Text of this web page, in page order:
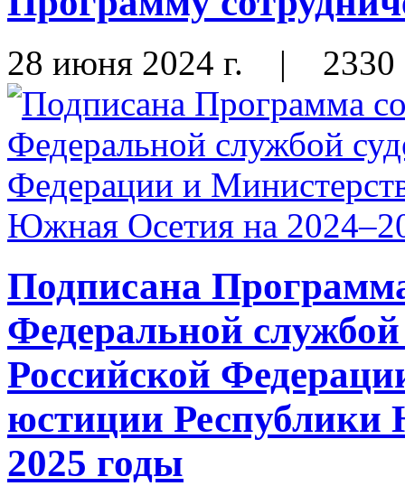
28 июня 2024 г. | 2330
Подписана
Федеральной
Российской
юстиции
2025 годы